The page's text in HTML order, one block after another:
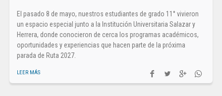
El pasado 8 de mayo, nuestros estudiantes de grado 11° vivieron
un espacio especial junto a la Institución Universitaria Salazar y
Herrera, donde conocieron de cerca los programas académicos,
oportunidades y experiencias que hacen parte de la próxima
parada de Ruta 2027.
LEER MÁS